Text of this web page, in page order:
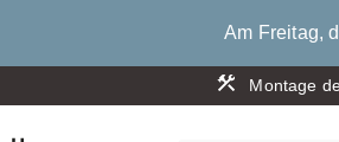
Am Freitag,
Montage